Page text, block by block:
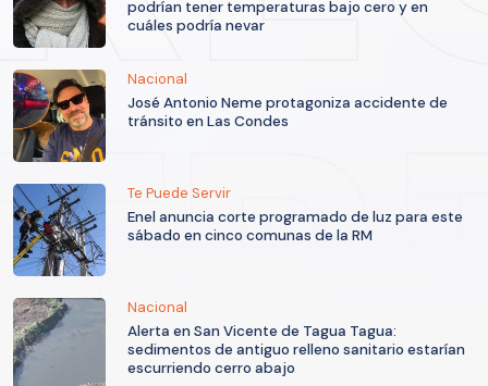
podrían tener temperaturas bajo cero y en
cuáles podría nevar
Nacional
José Antonio Neme protagoniza accidente de
tránsito en Las Condes
Te Puede Servir
Enel anuncia corte programado de luz para este
sábado en cinco comunas de la RM
Nacional
Alerta en San Vicente de Tagua Tagua:
sedimentos de antiguo relleno sanitario estarían
escurriendo cerro abajo